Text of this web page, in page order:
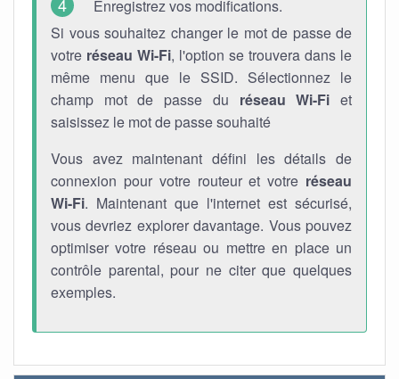
Enregistrez vos modifications.
Si vous souhaitez changer le mot de passe de
votre réseau Wi-Fi, l'option se trouvera dans le
même menu que le SSID. Sélectionnez le
champ mot de passe du réseau Wi-Fi et
saisissez le mot de passe souhaité
Vous avez maintenant défini les détails de
connexion pour votre routeur et votre réseau
Wi-Fi. Maintenant que l'internet est sécurisé,
vous devriez explorer davantage. Vous pouvez
optimiser votre réseau ou mettre en place un
contrôle parental, pour ne citer que quelques
exemples.